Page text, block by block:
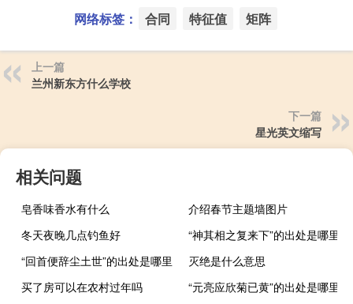
网络标签： 合同 特征值 矩阵
上一篇
兰州新东方什么学校
下一篇
星光英文缩写
相关问题
皂香味香水有什么
介绍春节主题墙图片
冬天夜晚几点钓鱼好
“神其相之复来下”的出处是哪里
“回首便辞尘土世”的出处是哪里
灭绝是什么意思
买了房可以在农村过年吗
“元亮应欣菊已黄”的出处是哪里